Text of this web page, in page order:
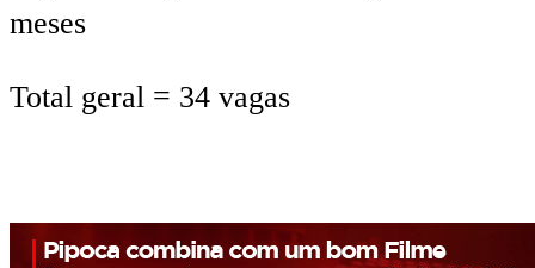
meses
Total geral = 34 vagas